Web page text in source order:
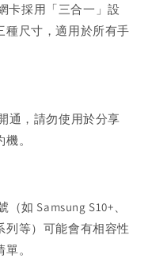
卡採用「三合一」設
種尺寸，適用於所有手
通，請勿使用於分享
。
如 Samsung S10+、
列等）可能會有相容性
。